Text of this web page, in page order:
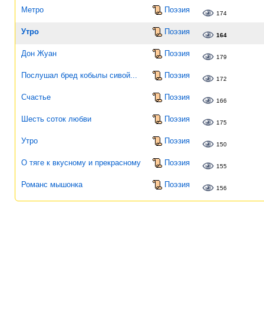
Метро Поэзия 174
Утро Поэзия 164
Дон Жуан Поэзия 179
Послушал бред кобылы сивой... Поэзия 172
Счастье Поэзия 166
Шесть соток любви Поэзия 175
Утро Поэзия 150
О тяге к вкусному и прекрасному Поэзия 155
Романс мышонка Поэзия 156